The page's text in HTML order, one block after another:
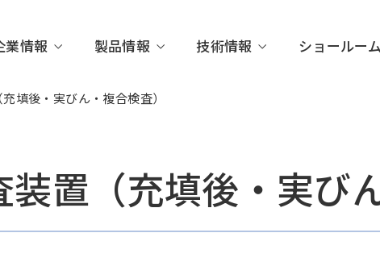
業情報
代表メッセージ
製品情報
さがす 検査項目からさがす
技術情報 ショールー
填後・実びん・複合検査）
置（充填後・実び